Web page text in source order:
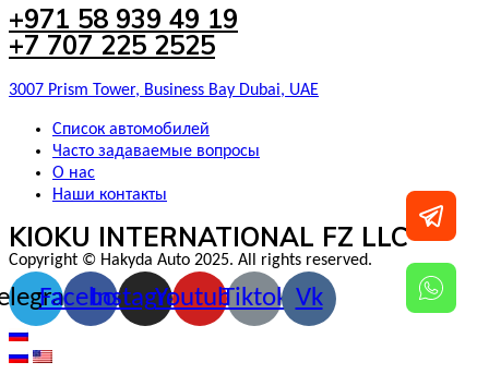
+971 58 939 49 19
+7 707 225 2525
3007 Prism Tower, Business Bay Dubai, UAE
Список автомобилей
Часто задаваемые вопросы
О нас
Наши контакты
KIOKU INTERNATIONAL FZ LLC
Copyright © Hakyda Auto 2025. All rights reserved.
FacebookInstagramYoutubeTiktok Vk